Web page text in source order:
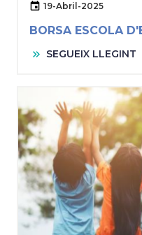
19-Abril-2025
BORSA ESCOLA
SEGUEIX LLEGINT